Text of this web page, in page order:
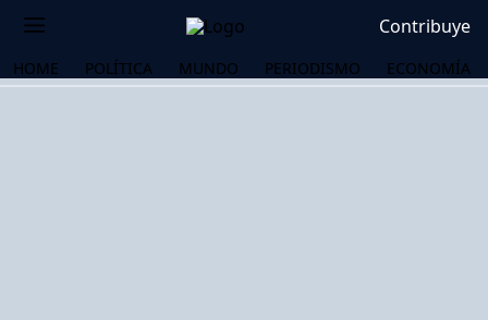
Contribuye
HOME POLÍTICA MUNDO PERIODISMO ECONOMÍA